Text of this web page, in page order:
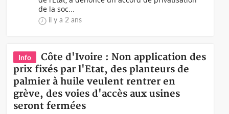
de la soc...
il y a 2 ans
Info
Côte d'Ivoire : Non application des
prix fixés par l'Etat, des planteurs de
palmier à huile veulent rentrer en
grève, des voies d'accès aux usines
seront fermées